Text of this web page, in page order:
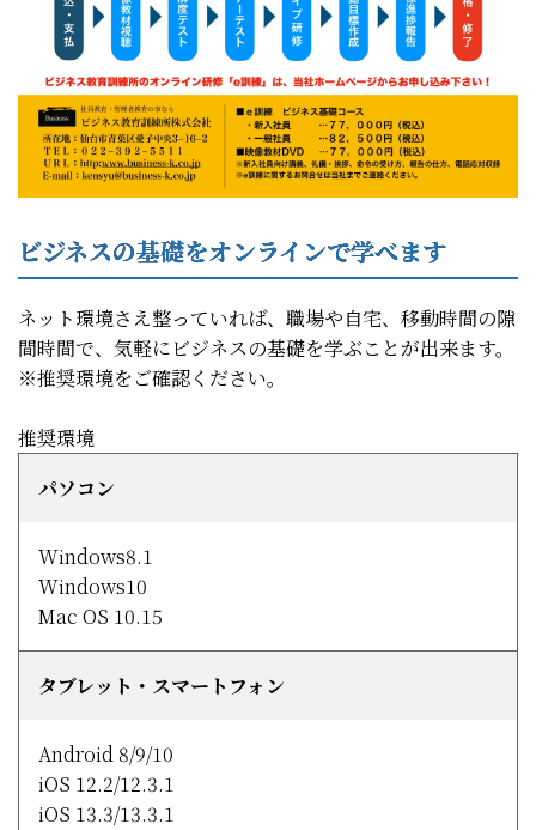
ビジネスの基礎をオンラインで学べます
ネット環境さえ整っていれば、職場や自宅、移動時間の隙
間時間で、気軽にビジネスの基礎を学ぶことが出来ます。
※推奨環境をご確認ください。
推奨環境
パソコン
Windows8.1
Windows10
Mac OS 10.15
タブレット・スマートフォン
Android 8/9/10
iOS 12.2/12.3.1
iOS 13.3/13.3.1